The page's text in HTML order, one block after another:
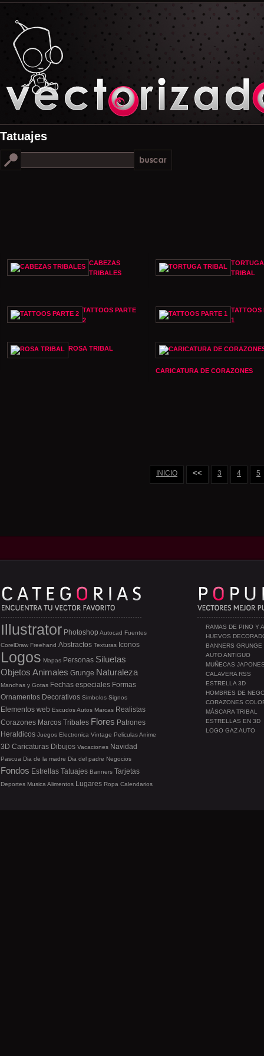
Tatuajes
CABEZAS
TRIBALES
TORTUGA
TRIBAL
TATTOOS PARTE
2
TATTOOS
1
ROSA TRIBAL
CARICATURA DE CORAZONES
INICIO << 3 4 5
RAMAS DE PINO Y
HUEVOS
BANNERS GRUNGE
AUTO ANTIGUO
MUÑECAS
CALAVERA RSS
ESTRELLA 3D
HOMBRES DE
CORAZONES
MÁSCARA TRIBAL
ESTRELLAS EN 3D
LOGO GAZ AUTO
Illustrator Photoshop Autocad Fuentes
CorelDraw Freehand Abstractos Texturas Iconos
Logos Mapas Personas Siluetas
Objetos Animales Grunge Naturaleza
Manchas y Gotas Fechas especiales Formas
Ornamentos Decorativos Simbolos Signos
Elementos web EscudosAutos Marcas Realistas
Corazones Marcos Tribales Flores Patrones
Heraldicos Juegos Electronica Vintage PeliculasAnime
3D Caricaturas Dibujos Vacaciones Navidad
Pascua Dia de la madre Dia del padre Negocios
Fondos Estrellas Tatuajes Banners Tarjetas
Deportes Musica Alimentos Lugares Ropa Calendarios